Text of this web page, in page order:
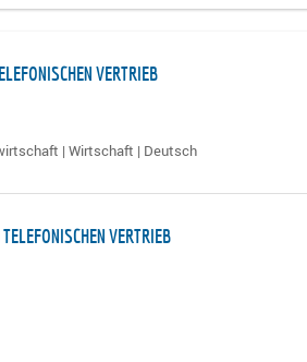
VERTRIEB
| Wirtschaft | Deutsch
VERTRIEB